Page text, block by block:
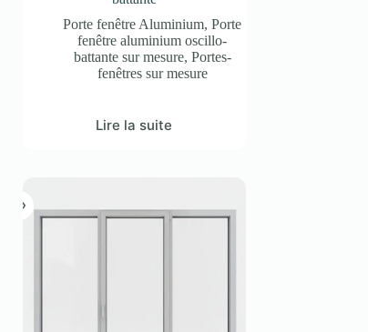
Porte fenêtre Aluminium,Porte
fenêtre aluminium oscillo-
battante sur mesure, Portes-
fenêtres sur mesure
Lire la suite